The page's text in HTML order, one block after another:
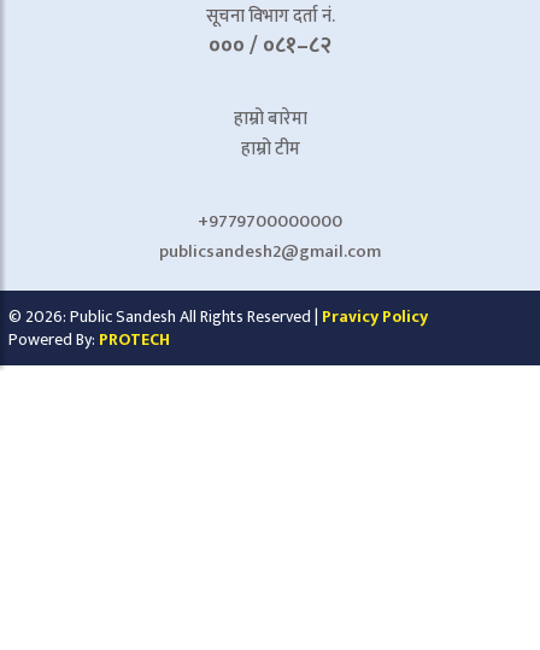
सूचना विभाग दर्ता नं.
००० / ०८१–८२
हाम्रो बारेमा
हाम्रो टीम
+9779700000000
publicsandesh2@gmail.com
© 2026: Public Sandesh All Rights Reserved | Pravicy Policy
Powered By: PROTECH